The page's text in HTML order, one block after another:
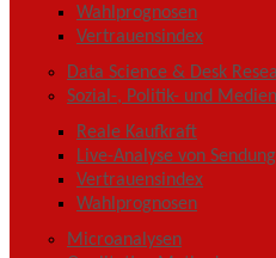
Wahlprognosen
Vertrauensindex
Data Science & Desk
Sozial-, Politik- und
Reale Kaufkraft
Live-Analyse von
Vertrauensindex
Wahlprognosen
Microanalysen